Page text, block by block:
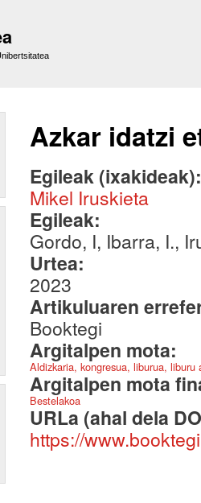
Azkar idatzi
Egileak
Mikel Iruskieta
Egileak:
Gordo, I, Ibarra, I.,
Urtea:
2023
Artikuluaren
Booktegi
Argitalpen mota:
Aldizkaria, kongresua, liburua,
Argitalpen mota
Bestelakoa
URLa (ahal dela
https://